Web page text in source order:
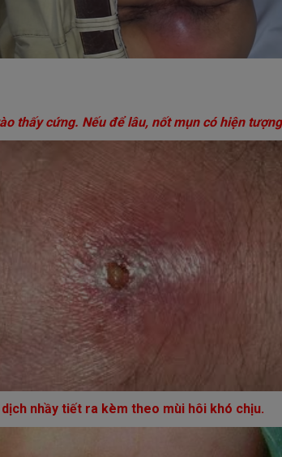
thấy cứng. Nếu để lâu, nốt mụn có hiện
nhầy tiết ra kèm theo mùi hôi khó chịu.